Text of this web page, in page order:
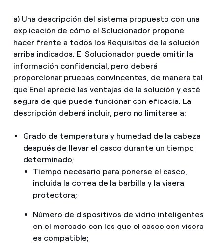
a) Una descripción del sistema propuesto con una
explicación de cómo el Solucionador propone
hacer frente a todos los Requisitos de la solución
arriba indicados. El Solucionador puede omitir la
información confidencial, pero deberá
proporcionar pruebas convincentes, de manera tal
que Enel aprecie las ventajas de la solución y esté
segura de que puede funcionar con eficacia. La
descripción deberá incluir, pero no limitarse a:
Grado de temperatura y humedad de la cabeza
después de llevar el casco durante un tiempo
determinado;
Tiempo necesario para ponerse el casco,
incluida la correa de la barbilla y la visera
protectora;
Número de dispositivos de vidrio inteligentes
en el mercado con los que el casco con visera
es compatible;